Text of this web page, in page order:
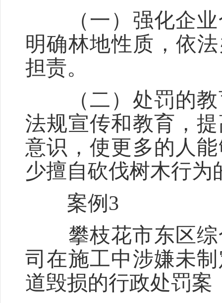
（一）强化企业
明确林地性质，依
担责。
（二）处罚的教
法规宣传和教育，
意识，使更多的人
少擅自砍伐树木行为
案例3
攀枝花市东区综
司在施工中涉嫌未
道毁损的行政处罚案